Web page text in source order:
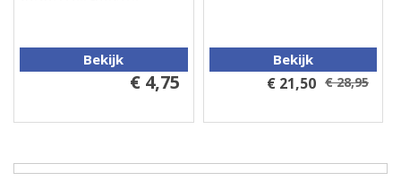
Bekijk
€ 4,75
Bekijk
€ 21,50 € 28,95